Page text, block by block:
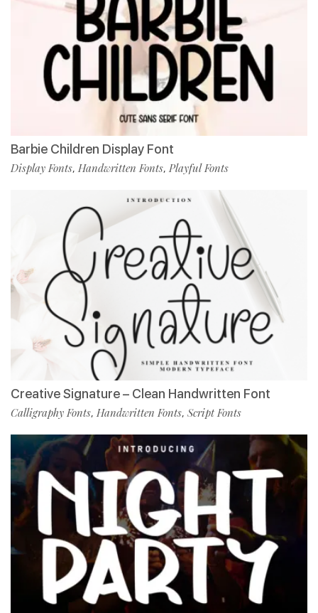
Barbie Children Display Font
Display Fonts, Handwritten Fonts, Playful Fonts
Creative Signature – Clean Handwritten Font
Calligraphy Fonts, Handwritten Fonts, Script Fonts